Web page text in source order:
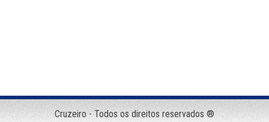
Cruzeiro - Todos os direitos reservados ®